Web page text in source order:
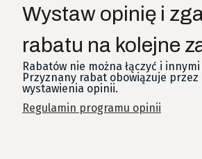
Wystaw opinię i
rabatu na kolejne
Rabatów nie można łączyć i
Przyznany rabat obowiązuje przez
wystawienia opinii.
Regulamin programu opinii